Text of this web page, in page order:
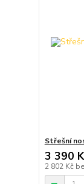
Střešní
3 390
2 802 Kč